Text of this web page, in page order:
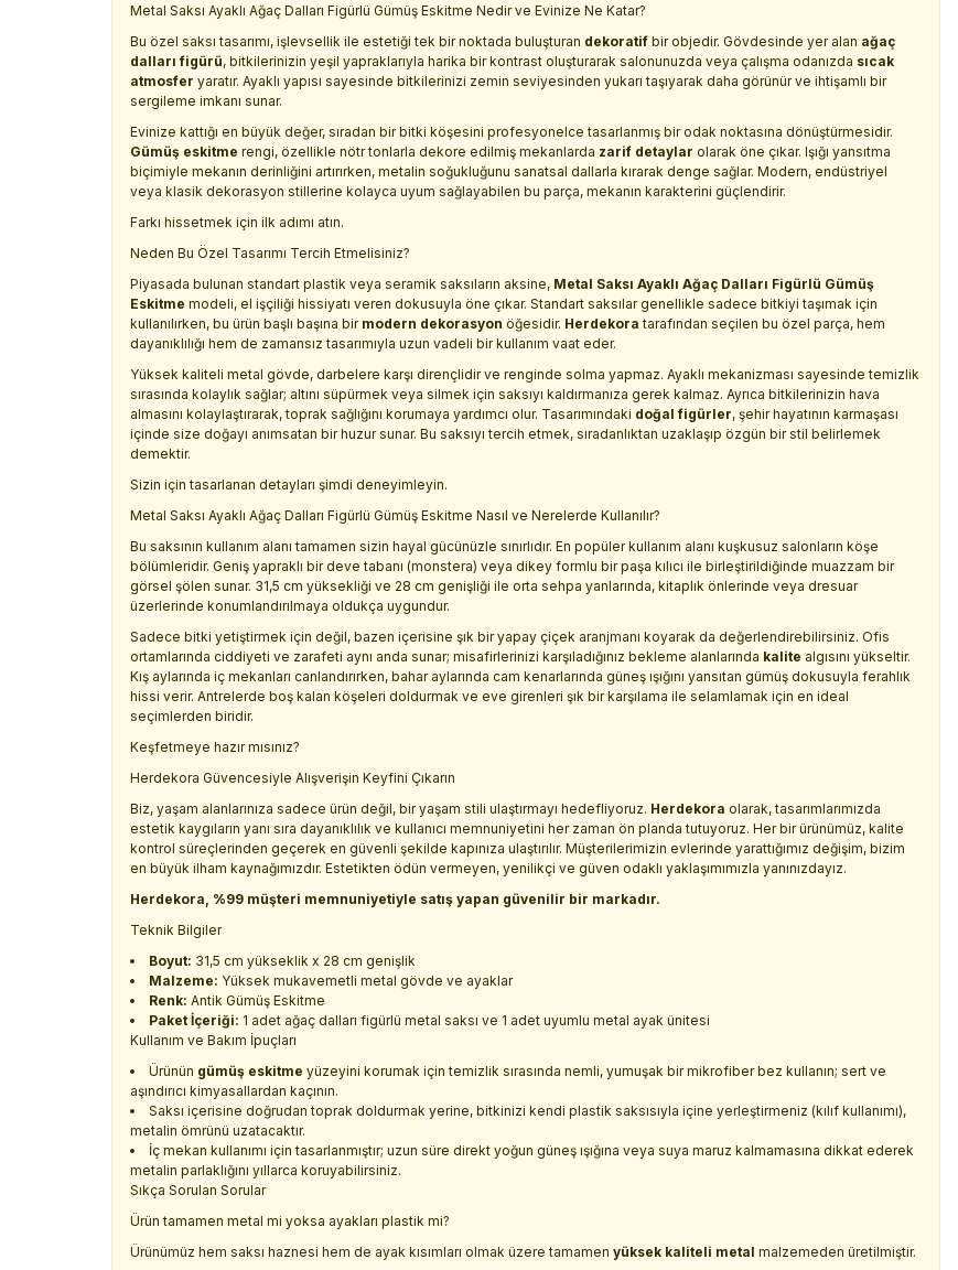
Metal Saksı Ayaklı Ağaç Dalları Figürlü Gümüş Eskitme Nedir ve Evinize Ne Katar?
Bu özel saksı tasarımı, işlevsellik ile estetiği tek bir noktada buluşturan dekoratif bir objedir. Gövdesinde yer alan ağaç
dalları figürü, bitkilerinizin yeşil yapraklarıyla harika bir kontrast oluşturarak salonunuzda veya çalışma odanızda sıcak
atmosfer yaratır. Ayaklı yapısı sayesinde bitkilerinizi zemin seviyesinden yukarı taşıyarak daha görünür ve ihtişamlı bir
sergileme imkanı sunar.
Evinize kattığı en büyük değer, sıradan bir bitki köşesini profesyonelce tasarlanmış bir odak noktasına dönüştürmesidir.
Gümüş eskitme rengi, özellikle nötr tonlarla dekore edilmiş mekanlarda zarif detaylar olarak öne çıkar. Işığı yansıtma
biçimiyle mekanın derinliğini artırırken, metalin soğukluğunu sanatsal dallarla kırarak denge sağlar. Modern, endüstriyel
veya klasik dekorasyon stillerine kolayca uyum sağlayabilen bu parça, mekanın karakterini güçlendirir.
Farkı hissetmek için ilk adımı atın.
Neden Bu Özel Tasarımı Tercih Etmelisiniz?
Piyasada bulunan standart plastik veya seramik saksıların aksine, Metal Saksı Ayaklı Ağaç Dalları Figürlü Gümüş
Eskitme modeli, el işçiliği hissiyatı veren dokusuyla öne çıkar. Standart saksılar genellikle sadece bitkiyi taşımak için
kullanılırken, bu ürün başlı başına bir modern dekorasyon öğesidir. Herdekora tarafından seçilen bu özel parça, hem
dayanıklılığı hem de zamansız tasarımıyla uzun vadeli bir kullanım vaat eder.
Yüksek kaliteli metal gövde, darbelere karşı dirençlidir ve renginde solma yapmaz. Ayaklı mekanizması sayesinde temizlik
sırasında kolaylık sağlar; altını süpürmek veya silmek için saksıyı kaldırmanıza gerek kalmaz. Ayrıca bitkilerinizin hava
almasını kolaylaştırarak, toprak sağlığını korumaya yardımcı olur. Tasarımındaki doğal figürler, şehir hayatının karmaşası
içinde size doğayı anımsatan bir huzur sunar. Bu saksıyı tercih etmek, sıradanlıktan uzaklaşıp özgün bir stil belirlemek
demektir.
Sizin için tasarlanan detayları şimdi deneyimleyin.
Metal Saksı Ayaklı Ağaç Dalları Figürlü Gümüş Eskitme Nasıl ve Nerelerde Kullanılır?
Bu saksının kullanım alanı tamamen sizin hayal gücünüzle sınırlıdır. En popüler kullanım alanı kuşkusuz salonların köşe
bölümleridir. Geniş yapraklı bir deve tabanı (monstera) veya dikey formlu bir paşa kılıcı ile birleştirildiğinde muazzam bir
görsel şölen sunar. 31,5 cm yüksekliği ve 28 cm genişliği ile orta sehpa yanlarında, kitaplık önlerinde veya dresuar
üzerlerinde konumlandırılmaya oldukça uygundur.
Sadece bitki yetiştirmek için değil, bazen içerisine şık bir yapay çiçek aranjmanı koyarak da değerlendirebilirsiniz. Ofis
ortamlarında ciddiyeti ve zarafeti aynı anda sunar; misafirlerinizi karşıladığınız bekleme alanlarında kalite algısını yükseltir.
Kış aylarında iç mekanları canlandırırken, bahar aylarında cam kenarlarında güneş ışığını yansıtan gümüş dokusuyla ferahlık
hissi verir. Antrelerde boş kalan köşeleri doldurmak ve eve girenleri şık bir karşılama ile selamlamak için en ideal
seçimlerden biridir.
Keşfetmeye hazır mısınız?
Herdekora Güvencesiyle Alışverişin Keyfini Çıkarın
Biz, yaşam alanlarınıza sadece ürün değil, bir yaşam stili ulaştırmayı hedefliyoruz. Herdekora olarak, tasarımlarımızda
estetik kaygıların yanı sıra dayanıklılık ve kullanıcı memnuniyetini her zaman ön planda tutuyoruz. Her bir ürünümüz, kalite
kontrol süreçlerinden geçerek en güvenli şekilde kapınıza ulaştırılır. Müşterilerimizin evlerinde yarattığımız değişim, bizim
en büyük ilham kaynağımızdır. Estetikten ödün vermeyen, yenilikçi ve güven odaklı yaklaşımımızla yanınızdayız.
Herdekora, %99 müşteri memnuniyetiyle satış yapan güvenilir bir markadır.
Teknik Bilgiler
Boyut: 31,5 cm yükseklik x 28 cm genişlik
Malzeme: Yüksek mukavemetli metal gövde ve ayaklar
Renk: Antik Gümüş Eskitme
Paket İçeriği: 1 adet ağaç dalları figürlü metal saksı ve 1 adet uyumlu metal ayak ünitesi
Kullanım ve Bakım İpuçları
Ürünün gümüş eskitme yüzeyini korumak için temizlik sırasında nemli, yumuşak bir mikrofiber bez kullanın; sert ve
aşındırıcı kimyasallardan kaçının.
Saksı içerisine doğrudan toprak doldurmak yerine, bitkinizi kendi plastik saksısıyla içine yerleştirmeniz (kılıf kullanımı),
metalin ömrünü uzatacaktır.
İç mekan kullanımı için tasarlanmıştır; uzun süre direkt yoğun güneş ışığına veya suya maruz kalmamasına dikkat ederek
metalin parlaklığını yıllarca koruyabilirsiniz.
Sıkça Sorulan Sorular
Ürün tamamen metal mi yoksa ayakları plastik mi?
Ürünümüz hem saksı haznesi hem de ayak kısımları olmak üzere tamamen yüksek kaliteli metal malzemeden üretilmiştir.